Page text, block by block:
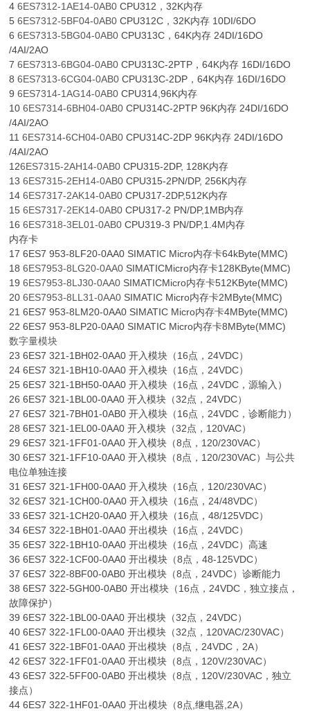
46ES7312-1AE14-0AB0 CPU312，32K内存
56ES7312-5BF04-0AB0 CPU312C，32K内存 10DI/6DO
66ES7313-5BG04-0AB0 CPU313C，64K内存 24DI/16DO
/4AI/2AO
76ES7313-6BG04-0AB0 CPU313C-2PTP，64K内存 16DI/16DO
86ES7313-6CG04-0AB0 CPU313C-2DP，64K内存 16DI/16DO
96ES7314-1AG14-0AB0 CPU314,96K内存
106ES7314-6BH04-0AB0 CPU314C-2PTP 96K内存 24DI/16DO
/4AI/2AO
116ES7314-6CH04-0AB0 CPU314C-2DP 96K内存 24DI/16DO
/4AI/2AO
126ES7315-2AH14-0AB0 CPU315-2DP, 128K内存
136ES7315-2EH14-0AB0 CPU315-2PN/DP, 256K内存
146ES7317-2AK14-0AB0 CPU317-2DP,512K内存
156ES7317-2EK14-0AB0 CPU317-2 PN/DP,1MB内存
166ES7318-3EL01-0AB0 CPU319-3 PN/DP,1.4M内存
内存卡
17 6ES7 953-8LF20-0AA0 SIMATIC Micro内存卡64kByte(MMC)
186ES7953-8LG20-0AA0 SIMATICMicro内存卡128KByte(MMC)
196ES7953-8LJ30-0AA0 SIMATICMicro内存卡512KByte(MMC)
206ES7953-8LL31-0AA0 SIMATIC Micro内存卡2MByte(MMC)
21 6ES7 953-8LM20-0AA0 SIMATIC Micro内存卡4MByte(MMC)
22 6ES7 953-8LP20-0AA0 SIMATIC Micro内存卡8MByte(MMC)
数字量模块
23 6ES7 321-1BH02-0AA0 开入模块（16点，24VDC）
24 6ES7 321-1BH10-0AA0 开入模块（16点，24VDC）
25 6ES7 321-1BH50-0AA0 开入模块（16点，24VDC，源输入）
26 6ES7 321-1BL00-0AA0 开入模块（32点，24VDC）
27 6ES7 321-7BH01-0AB0 开入模块（16点，24VDC，诊断能力）
28 6ES7 321-1EL00-0AA0 开入模块（32点，120VAC）
29 6ES7 321-1FF01-0AA0 开入模块（8点，120/230VAC）
30 6ES7 321-1FF10-0AA0 开入模块（8点，120/230VAC）与公共
电位单独连接
31 6ES7 321-1FH00-0AA0 开入模块（16点，120/230VAC）
32 6ES7 321-1CH00-0AA0 开入模块（16点，24/48VDC）
33 6ES7 321-1CH20-0AA0 开入模块（16点，48/125VDC）
34 6ES7 322-1BH01-0AA0 开出模块（16点，24VDC）
35 6ES7 322-1BH10-0AA0 开出模块（16点，24VDC）高速
36 6ES7 322-1CF00-0AA0 开出模块（8点，48-125VDC）
37 6ES7 322-8BF00-0AB0 开出模块（8点，24VDC）诊断能力
38 6ES7 322-5GH00-0AB0 开出模块（16点，24VDC，独立接点，
故障保护）
39 6ES7 322-1BL00-0AA0 开出模块（32点，24VDC）
40 6ES7 322-1FL00-0AA0 开出模块（32点，120VAC/230VAC）
41 6ES7 322-1BF01-0AA0 开出模块（8点，24VDC，2A）
42 6ES7 322-1FF01-0AA0 开出模块（8点，120V/230VAC）
43 6ES7 322-5FF00-0AB0 开出模块（8点，120V/230VAC，独立
接点）
44 6ES7 322-1HF01-0AA0 开出模块（8点,继电器,2A）